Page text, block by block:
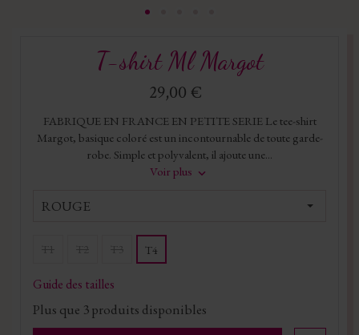
T-shirt Ml Margot
29,00 €
FABRIQUE EN FRANCE EN PETITE SERIE Le tee-shirt
Margot, basique coloré est un incontournable de toute garde-
robe. Simple et polyvalent, il ajoute une...
Voir plus
ROUGE
T4
Guide des tailles
Plus que 3produits disponibles